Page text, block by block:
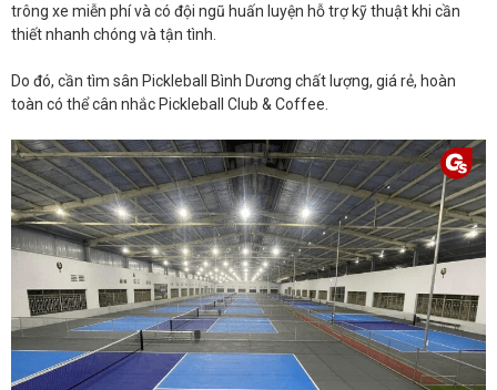
trông xe miễn phí và có đội ngũ huấn luyện hỗ trợ kỹ thuật khi cần
thiết nhanh chóng và tận tình.
Do đó, cần tìm sân Pickleball Bình Dương chất lượng, giá rẻ, hoàn
toàn có thể cân nhắc Pickleball Club & Coffee.